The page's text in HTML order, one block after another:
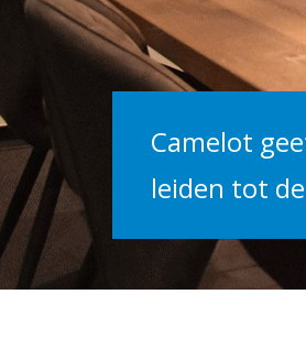
Camelot
leiden tot